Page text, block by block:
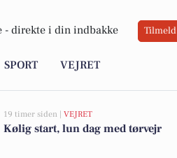
- direkte i din indbakke Tilmeld
SPORT VEJRET
19 timer siden | VEJRET
Kølig start, lun dag med tørvejr